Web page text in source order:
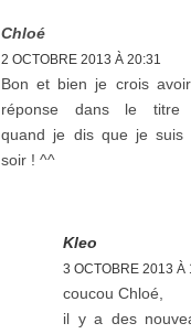
Chloé
2 OCTOBRE 2013 À 20:31
Bon et bien je crois
réponse dans le titre
quand je dis que je suis
soir ! ^^
Kleo
3 OCTOBRE 2013 À
coucou Chloé,
il y a des